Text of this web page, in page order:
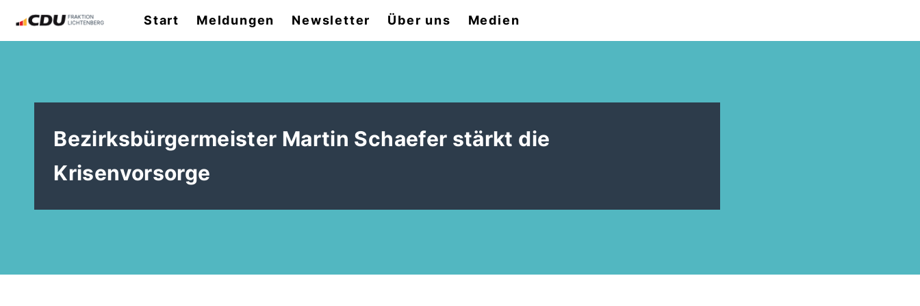
Start Meldungen Newsletter Über uns Medien
Bezirksbürgermeister Martin Schaefer stärkt die
Krisenvorsorge